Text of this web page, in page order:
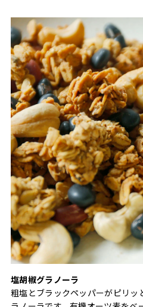
塩胡椒グラノーラ
粗塩とブラックペッパーがピリッ